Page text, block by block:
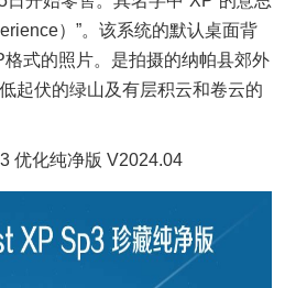
）”。该系统的默认桌面背
式的照片。是拍摄的纳帕县郊外
起伏的绿山及有层积云和卷云的
优化纯净版 V2024.04